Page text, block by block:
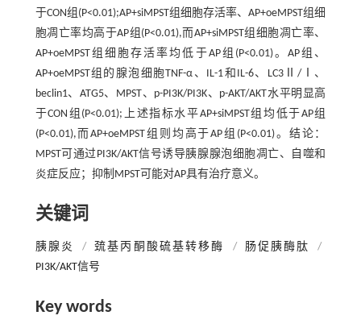
于CON组(P<0.01);AP+siMPST组细胞存活率、AP+oeMPST组细
胞凋亡率均高于AP组(P<0.01),而AP+siMPST组细胞凋亡率、
AP+oeMPST组细胞存活率均低于AP组(P<0.01)。AP组、
AP+oeMPST组的腺泡细胞TNF-α、IL-1和IL-6、LC3Ⅱ/Ⅰ、
beclin1、ATG5、MPST、p-PI3K/PI3K、p-AKT/AKT水平明显高
于CON组(P<0.01);上述指标水平AP+siMPST组均低于AP组
(P<0.01),而AP+oeMPST组则均高于AP组(P<0.01)。结论：
MPST可通过PI3K/AKT信号诱导胰腺腺泡细胞凋亡、自噬和
炎症反应；抑制MPST可能对AP具有治疗意义。
关键词
胰腺炎 / 巯基丙酮酸硫基转移酶 / 肠促胰酶肽
/
PI3K/AKT信号
Key words